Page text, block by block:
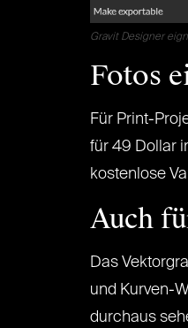
Gravit Designer
Fotos
Für Print-
für 49 Dollar
kostenlose
Auch
Das
und Kurven-
durchaus